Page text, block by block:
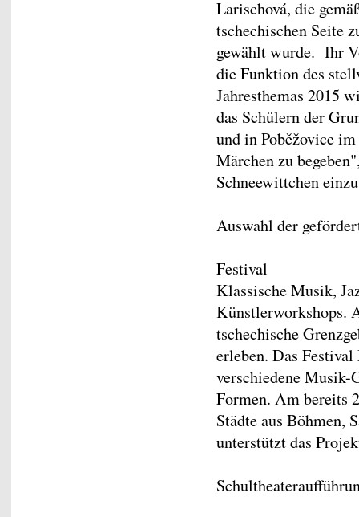
Larischová, die
tschechischen Seite
gewählt wurde. Ihr
die Funktion des
Jahresthemas 2015
das Schülern der
und in Poběžovice
Märchen zu
Schneewittchen
Auswahl der
Festival
Klassische Musik,
Künstlerworkshops.
tschechische
erleben. Das
verschiedene Musik-
Formen. Am bereits
Städte aus Böhmen,
unterstützt das